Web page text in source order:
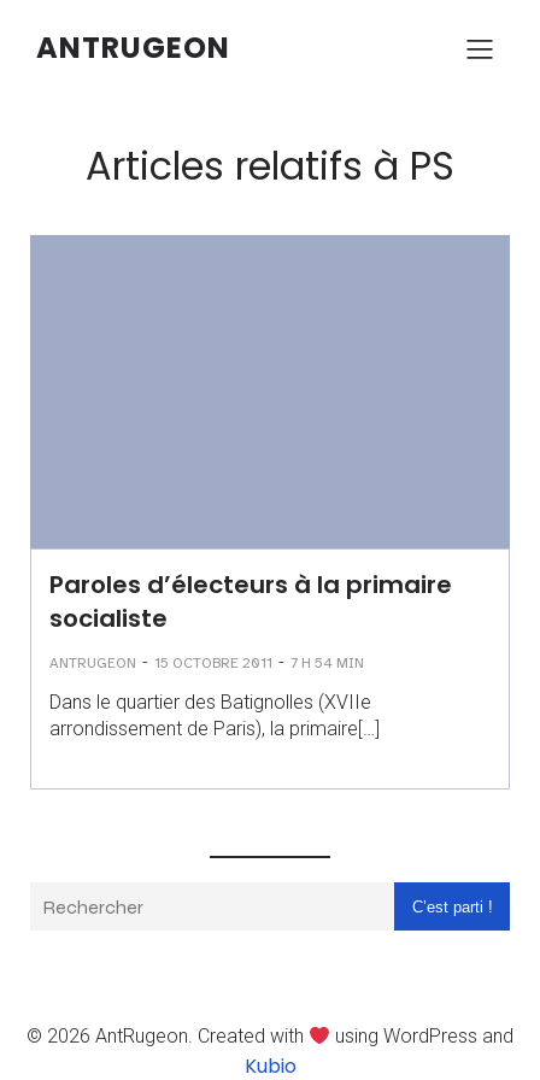
ANTRUGEON
Articles relatifs à PS
Paroles d’électeurs à la primaire
socialiste
ANTRUGEON - 15 OCTOBRE 2011 - 7 H 54 MIN
Dans le quartier des Batignolles (XVIIe
arrondissement de Paris), la primaire[…]
C’est parti !
© 2026 AntRugeon. Created with using WordPress and
Kubio